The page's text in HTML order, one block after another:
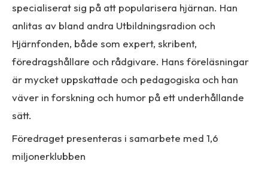
specialiserat sig på att popularisera hjärnan. Han
anlitas av bland andra Utbildningsradion och
Hjärnfonden, både som expert, skribent,
föredragshållare och rådgivare. Hans föreläsningar
är mycket uppskattade och pedagogiska och han
väver in forskning och humor på ett underhållande
sätt.
Föredraget presenteras i samarbete med 1,6
miljonerklubben